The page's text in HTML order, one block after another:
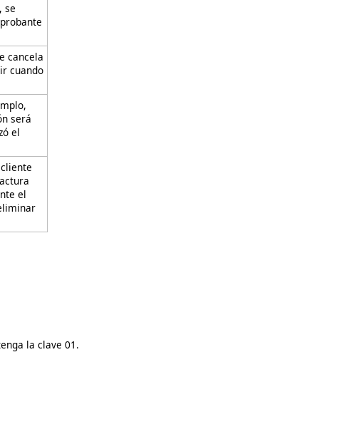
se
cancela
cuando
será
el
el
la clave 01.